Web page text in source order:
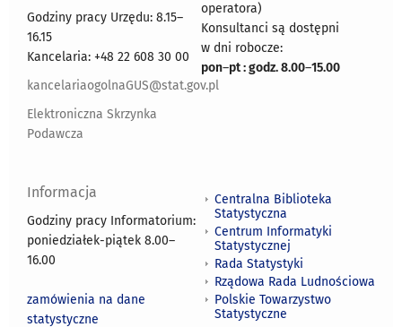
Godziny pracy Urzędu: 8.15–
16.15
Kancelaria: +48 22 608 30 00
kancelariaogolnaGUS@stat.gov.pl
Elektroniczna Skrzynka
Podawcza
operatora)
Konsultanci są dostępni
w dni robocze:
pon–pt : godz. 8.00–15.00
Informacja
Godziny pracy Informatorium:
poniedziałek-piątek 8.00–
16.00
zamówienia na dane
statystyczne
Centralna Biblioteka
Statystyczna
Centrum Informatyki
Statystycznej
Rada Statystyki
Rządowa Rada Ludnościowa
Polskie Towarzystwo
Statystyczne